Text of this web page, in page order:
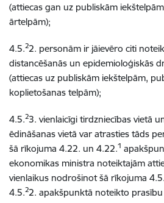
(attiecas gan uz publiskām
ārtelpām);
4.5.22. personām ir jāievēro citi
distancēšanās un epidemioloģiskās
(attiecas uz publiskām iekštelpām,
koplietošanas telpām);
4.5.23. vienlaicīgi tirdzniecības vietā
ēdināšanas vietā var atrasties tāds
šā rīkojuma 4.22. un 4.22.1
ekonomikas ministra noteiktajām
vienlaikus nodrošinot šā rīkojuma 4.5.
4.5.22. apakšpunktā noteikto prasību